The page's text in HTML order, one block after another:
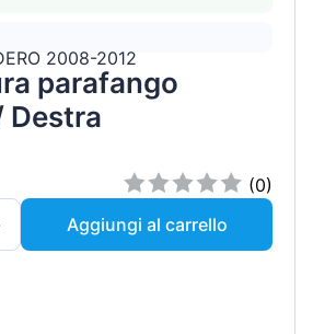
2008-2012
parafango
Destra
(0)
Aggiungi al carrello